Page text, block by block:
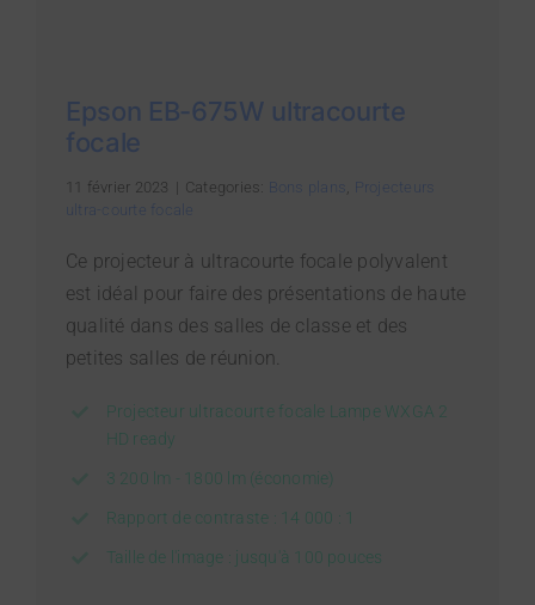
Epson EB-675W ultracourte
focale
11 février 2023 Categories: Bons plans , Projecteurs
ultra-courte focale
Ce projecteur à ultracourte focale polyvalent
est idéal pour faire des présentations de haute
qualité dans des salles de classe et des
petites salles de réunion.
Projecteur ultracourte focale Lampe WXGA 2
HD ready
3 200 lm - 1800 lm (économie)
Rapport de contraste : 14 000 : 1
Taille de l'image : jusqu'à 100 pouces